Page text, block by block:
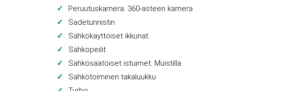
Peruutuskamera: 360-asteen kamera
Sadetunnistin
Sähkökäyttöiset ikkunat
Sähköpeilit
Sähkösäätöiset istuimet: Muistilla
Sähkötoiminen takaluukku